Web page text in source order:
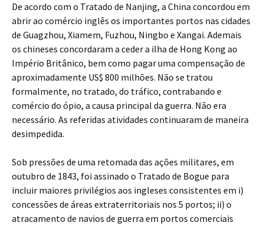
De acordo com o Tratado de Nanjing, a China concordou em
abrir ao comércio inglês os importantes portos nas cidades
de Guagzhou, Xiamem, Fuzhou, Ningbo e Xangai. Ademais
os chineses concordaram a ceder a ilha de Hong Kong ao
Império Britânico, bem como pagar uma compensação de
aproximadamente US$ 800 milhões. Não se tratou
formalmente, no tratado, do tráfico, contrabando e
comércio do ópio, a causa principal da guerra. Não era
necessário. As referidas atividades continuaram de maneira
desimpedida.
Sob pressões de uma retomada das ações militares, em
outubro de 1843, foi assinado o Tratado de Bogue para
incluir maiores privilégios aos ingleses consistentes em i)
concessões de áreas extraterritoriais nos 5 portos; ii) o
atracamento de navios de guerra em portos comerciais